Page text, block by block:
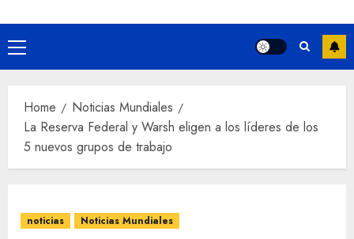
Home
Noticias Mundiales
La Reserva Federal y Warsh eligen a los líderes de los
5 nuevos grupos de trabajo
noticias Noticias Mundiales